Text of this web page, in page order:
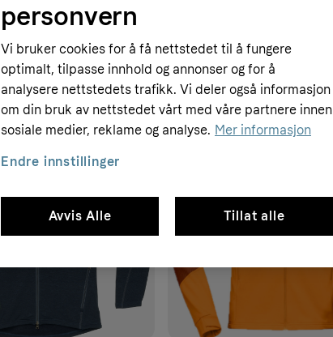
personvern
Vi bruker cookies for å få nettstedet til å fungere
optimalt, tilpasse innhold og annonser og for å
analysere nettstedets trafikk. Vi deler også informasjon
om din bruk av nettstedet vårt med våre partnere innen
sosiale medier, reklame og analyse. Mer informasjon
Avvis Alle Tillat alle
Endre innstillinger